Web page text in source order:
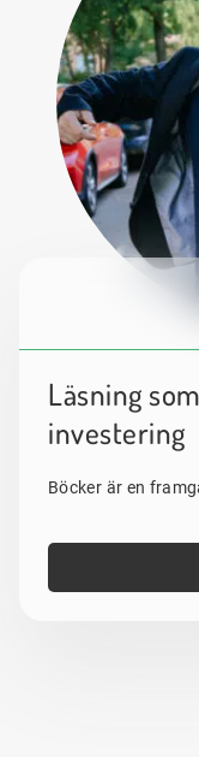
Läsning
investering
Böcker är en